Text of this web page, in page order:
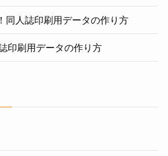
同人誌印刷用データの作り方
印刷用データの作り方